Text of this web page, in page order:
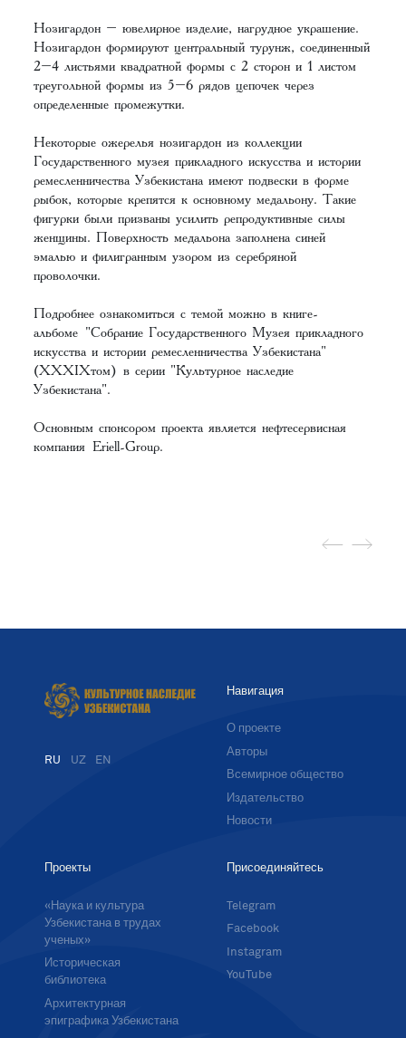
Нозигардон – ювелирное изделие, нагрудное украшение.
Нозигардон формируют центральный турунж, соединенный
2–4 листьями квадратной формы с 2 сторон и 1 листом
треугольной формы из 5–6 рядов цепочек через
определенные промежутки.
Некоторые ожерелья нозигардон из коллекции
Государственного музея прикладного искусства и истории
ремесленничества Узбекистана имеют подвески в форме
рыбок, которые крепятся к основному медальону. Такие
фигурки были призваны усилить репродуктивные силы
женщины. Поверхность медальона заполнена синей
эмалью и филигранным узором из серебряной
проволочки.
Подробнее ознакомиться с темой можно в книге-
альбоме "Собрание Государственного Музея прикладного
искусства и истории ремесленничества Узбекистана"
(XХXIXтом) в серии "Культурное наследие
Узбекистана".
Основным спонсором проекта является нефтесервисная
компанияEriell-Group.
RU UZ EN
Навигация
О проекте
Авторы
Всемирное общество
Издательство
Новости
Проекты
«Наука и культура
Узбекистана в трудах
ученых»
Историческая
библиотека
Архитектурная
эпиграфика Узбекистана
Присоединяйтесь
Telegram
Facebook
Instagram
YouTube